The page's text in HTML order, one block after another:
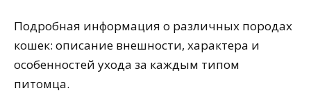
Подробная информация о различных породах
кошек: описание внешности, характера и
особенностей ухода за каждым типом
питомца.